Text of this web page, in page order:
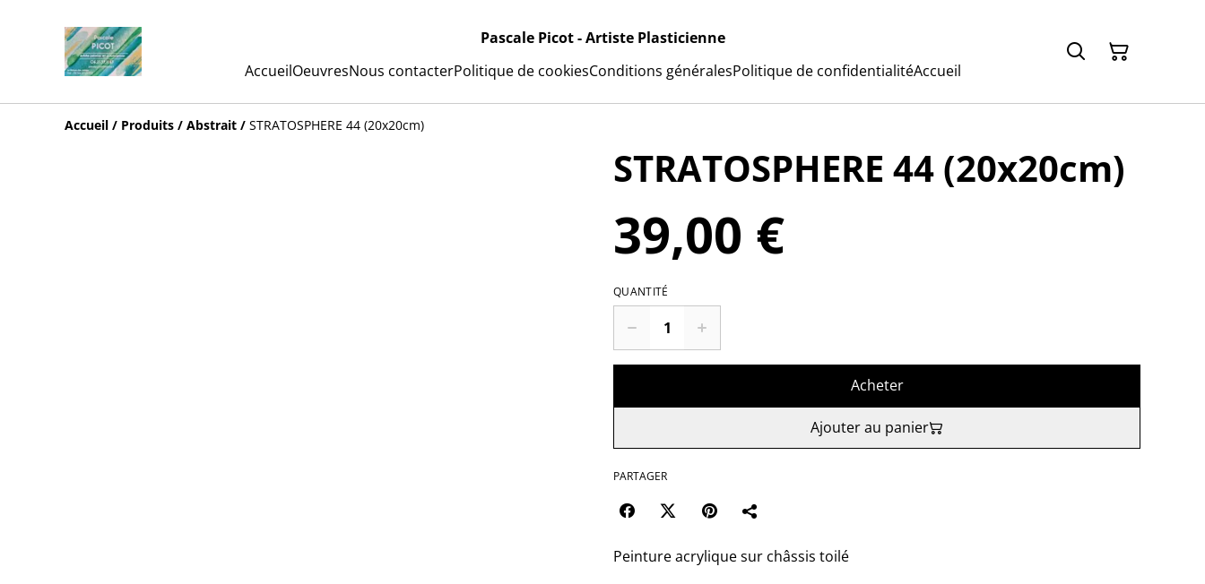
Pascale Picot - Artiste Plasticienne
AccueilOeuvresNous contacterPolitique de cookiesConditions généralesPolitique de confidentialitéAccueil
Accueil / Produits / Abstrait / STRATOSPHERE 44 (20x20cm)
STRATOSPHERE 44 (20x20cm)
39,00 €
QUANTITÉ
Acheter
Ajouter au panier
PARTAGER
Peinture acrylique sur châssis toilé